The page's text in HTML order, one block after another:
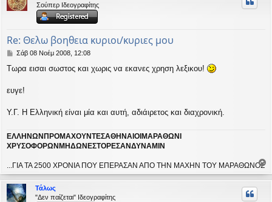
Σούπερ Ιδεογραφίτης
Re: Θελω βοηθεια κυριοι/κυριες μου
Δ
μ
σ
υ
η
Σάβ 08 Νοέμ 2008, 12:08
Τωρα εισαι σωστος και χωρις να εκανες χρηση λεξικου!
ευγε!
Υ.Γ. Η Ελληνική είναι μία και αυτή, αδιάιρετος και διαχρονική.
ΕΛΛΗΝΩΝΠΡΟΜΑΧΟΥΝΤΕΣΑΘΗΝΑΙΟΙΜΑΡΑΘΩΝΙ
ΧΡΥΣΟΦΟΡΩΝΜΗΔΩΝΕΣΤΟΡΕΣΑΝΔΥΝΑΜΙΝ
...ΓΙΑ ΤΑ 2500 ΧΡΟΝΙΑ ΠΟΥ ΕΠΕΡΑΣΑΝ ΑΠΟ ΤΗΝ ΜΑΧΗΝ ΤΟΥ ΜΑΡΑΘΩΝΟΣ
ο
ρ
Τάλως
"Δεν παίζεται" Ιδεογραφίτης